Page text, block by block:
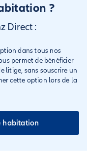
?
Direct :
dans tous nos
permet de bénéficier
litige, sans souscrire un
cette option lors de la
habitation